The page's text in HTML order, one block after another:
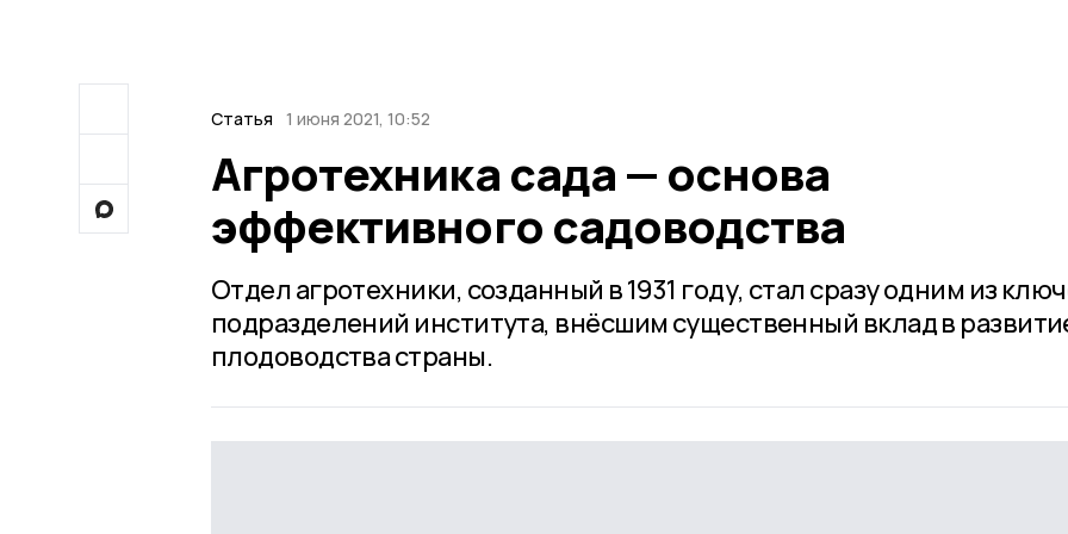
Статья 1 июня 2021, 10:52
Агротехника сада — основа
эффективного садоводства
Отдел агротехники, созданный в 1931 году, стал сразу одним из
подразделений института, внёсшим существенный вклад в
плодоводства страны.